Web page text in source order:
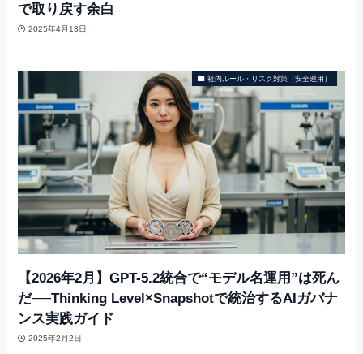
で取り戻す余白
2025年4月13日
社内ルール・リスク対策（安全運用）
【2026年2月】GPT-5.2統合で“モデル名運用”は死ん
だ──Thinking Level×Snapshotで統治するAIガバナ
ンス実践ガイド
2025年2月2日